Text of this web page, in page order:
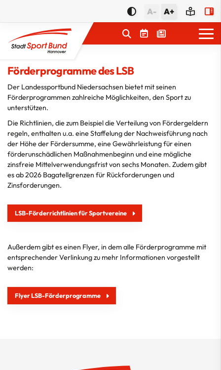
A- A+
Förderprogramme des LSB
Der Landessportbund Niedersachsen bietet mit seinen
Förderprogrammen zahlreiche Möglichkeiten, den Sport zu
unterstützen.
Die Richtlinien, die zum Beispiel die Verteilung von Fördergeldern
regeln, enthalten u.a. eine Staffelung der Nachweisführung nach
der Höhe der Fördersumme, eine Gewährleistung für einen
förderunschädlichen Maßnahmenbeginn und eine mögliche
zinsfreie Mittelverwendungsfrist von sechs Monaten. Zudem gibt
es ab 2026 Bagatellgrenzen für Rückforderungen und
Zinsforderungen.
LSB-Förderrichtlinien für Sportvereine
Außerdem gibt es einen Flyer, in dem alle Förderprogramme mit
entsprechender Verlinkung zu mehr Informationen vorgestellt
werden:
Flyer LSB-Förderprogramme
Service
Förderungen
Übungsleitende
Sportgeräte
Sportstättenbau
Förderprogramme LSB
Qualifizierung